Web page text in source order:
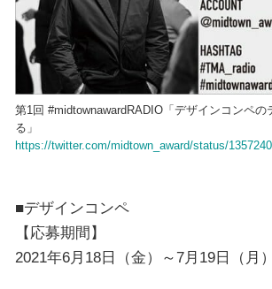
第1回 #midtownawardRADIO「デザインコンペの
る」
https://twitter.com/midtown_award/status/
■デザインコンペ
【応募期間】
2021年6月18日（金）～7月19日（月）